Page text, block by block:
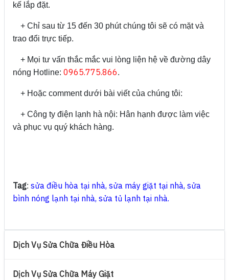
kế lắp đặt.
+ Chỉ sau từ 15 đến 30 phút chúng tôi sẽ có mặt và
trao đổi trực tiếp.
+ Mọi tư vấn thắc mắc vui lòng liện hệ về đường dây
nóng Hotline: 0965.775.866.
+ Hoặc comment dưới bài viết của chúng tôi:
+ Công ty điện lạnh hà nội: Hân hạnh được làm việc
và phục vụ quý khách hàng.
Tag: sửa điều hòa tại nhà, sửa máy giặt tại nhà, sửa
bình nóng lạnh tại nhà, sửa tủ lạnh tại nhà.
Dịch Vụ Sửa Chữa Điều Hòa
Dịch Vụ Sửa Chữa Máy Giặt